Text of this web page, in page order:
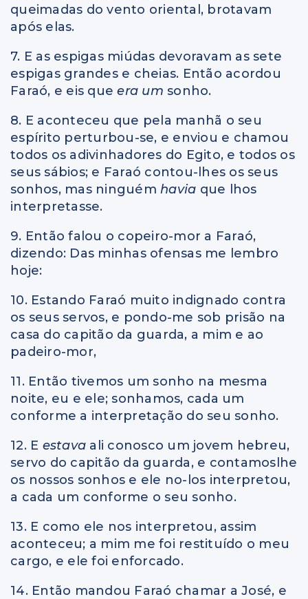
queimadas do vento oriental, brotavam
após elas.
7. E as espigas miúdas devoravam as sete
espigas grandes e cheias. Então acordou
Faraó, e eis queera um sonho.
8. E aconteceu que pela manhã o seu
espírito perturbou-se, e enviou e chamou
todos os adivinhadores do Egito, e todos os
seus sábios; e Faraó contou-lhes os seus
sonhos, mas ninguém havia que lhos
interpretasse.
9. Então falou o copeiro-mor a Faraó,
dizendo: Das minhas ofensas me lembro
hoje:
10. Estando Faraó muito indignado contra
os seus servos, e pondo-me sob prisão na
casa do capitão da guarda, a mim e ao
padeiro-mor,
11. Então tivemos um sonho na mesma
noite, eu e ele; sonhamos, cada um
conforme a interpretação do seu sonho.
12. E estava ali conosco um jovem hebreu,
servo do capitão da guarda, e contamoslhe
os nossos sonhos e ele no-los interpretou,
a cada um conforme o seu sonho.
13. E como ele nos interpretou, assim
aconteceu; a mim me foi restituído o meu
cargo, e ele foi enforcado.
14. Então mandou Faraó chamar a José, e